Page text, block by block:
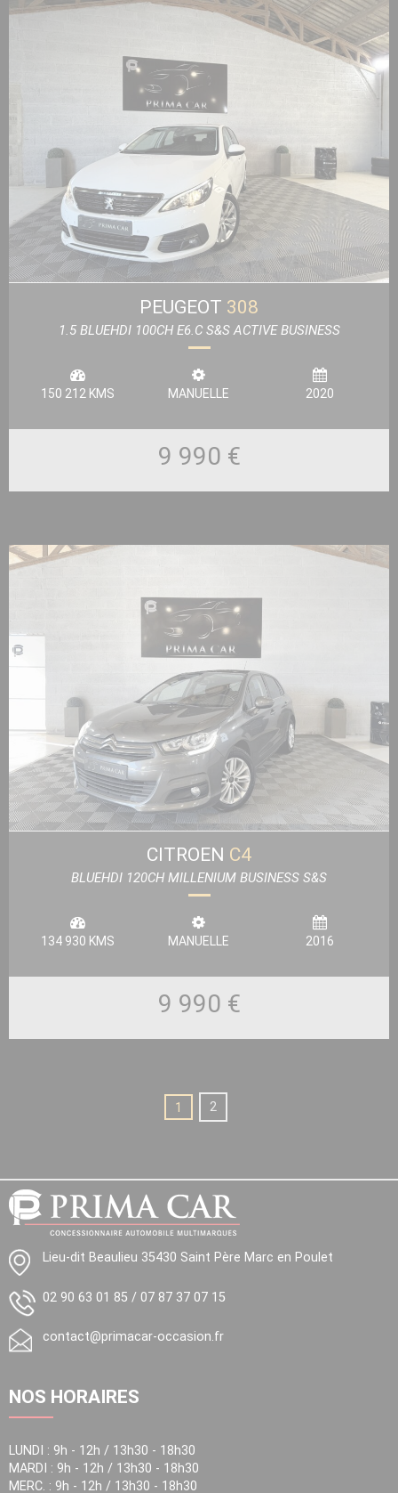
PEUGEOT 308
1.5 BLUEHDI 100CH E6.C S&S ACTIVE BUSINESS
150 212 KMS MANUELLE 2020
9 990 €
CITROEN C4
BLUEHDI 120CH MILLENIUM BUSINESS S&S
134 930 KMS MANUELLE 2016
9 990 €
1 2
Lieu-dit Beaulieu 35430 Saint Père Marc en Poulet
02 90 63 01 85 / 07 87 37 07 15
contact@primacar-occasion.fr
NOS HORAIRES
LUNDI : 9h - 12h / 13h30 - 18h30
MARDI : 9h - 12h / 13h30 - 18h30
MERC. : 9h - 12h / 13h30 - 18h30